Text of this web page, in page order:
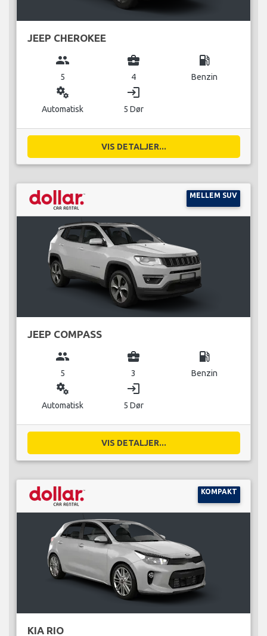
JEEP CHEROKEE
group
5
business_center
4
local_gas_station
Benzin
miscellaneous_services
Automatisk
login
5 Dør
VIS DETALJER...
MELLEM SUV
JEEP COMPASS
group
5
business_center
3
local_gas_station
Benzin
miscellaneous_services
Automatisk
login
5 Dør
VIS DETALJER...
KOMPAKT
KIA RIO